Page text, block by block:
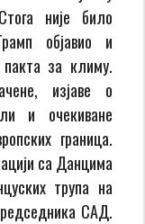
није било
објавио и
за климу.
изјаве о
и очекиване
граница.
са Данцима
трупа на
САД.